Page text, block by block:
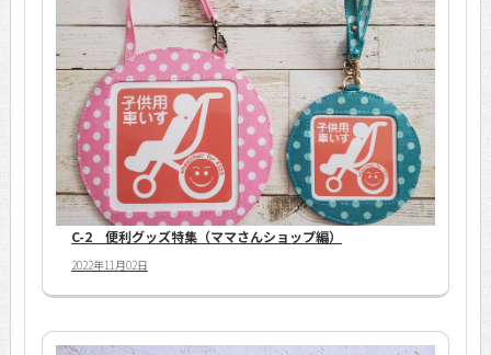
C-2 便利グッズ特集（ママさんショップ編）
2022年11月02日